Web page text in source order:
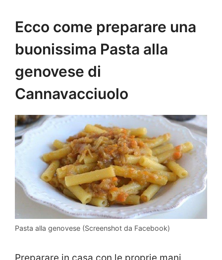
Ecco come preparare una
buonissima Pasta alla
genovese di
Cannavacciuolo
Pasta alla genovese (Screenshot da Facebook)
Preparare in casa con le proprie mani